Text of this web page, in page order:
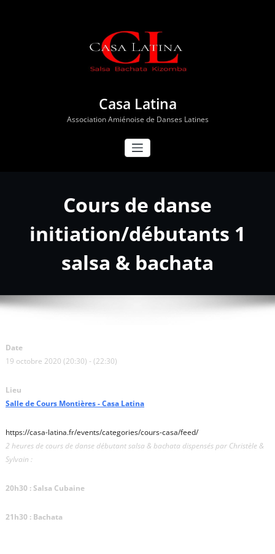
Casa Latina
Association Amiénoise de Danses Latines
Cours de danse
initiation/débutants 1
salsa & bachata
Date
19 octobre 2020 (20:30) - (22:30)
Lieu
Salle de Cours Montières - Casa Latina
https://casa-latina.fr/events/categories/cours-casa/feed/
2 heures de cours de danse débutant salsa & bachata dispensés par Christèle &
Sylvain :
20h30 : Salsa Cubaine
21h30 : Bachata